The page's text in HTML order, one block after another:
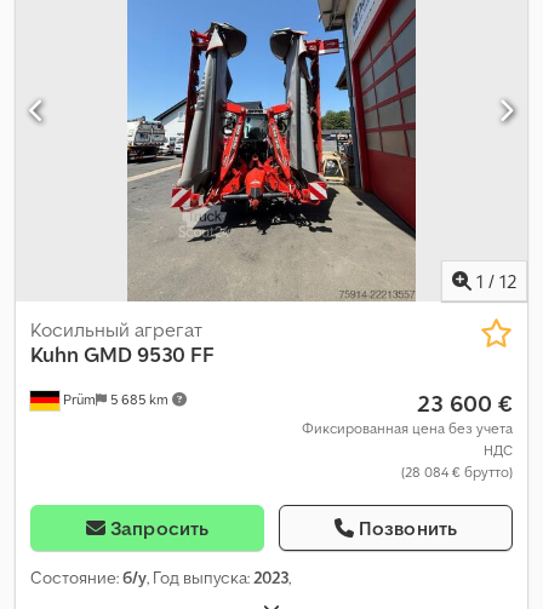
1 / 12
Prüm 5 685 km
Косильный агрегат
Kuhn GMD 9530 FF
23 600 €
Фиксированная цена без учета
НДС
(28 084 € брутто)
Запросить Позвонить
Состояние:б/у, Год выпуска:2023,